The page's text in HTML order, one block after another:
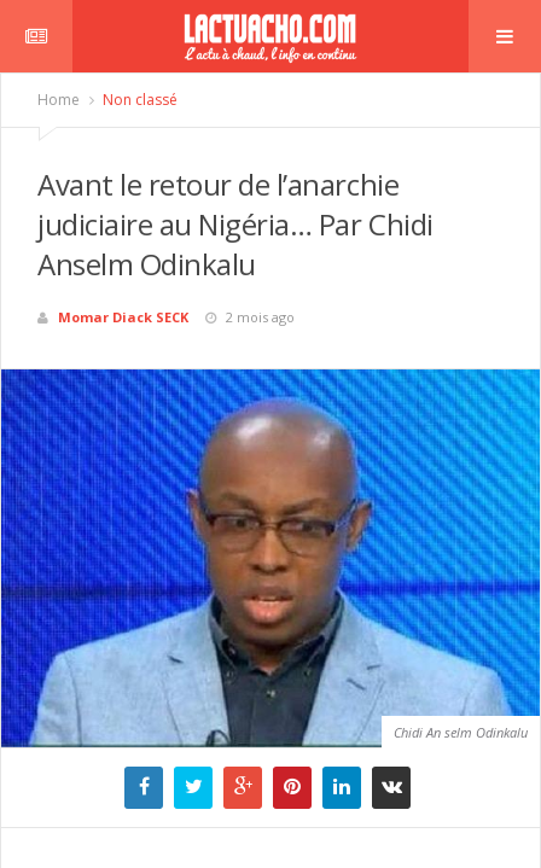
Home Non classé
Avant le retour de l’anarchie
judiciaire au Nigéria… Par Chidi
Anselm Odinkalu
Momar Diack SECK 2 mois ago
Chidi An selm Odinkalu